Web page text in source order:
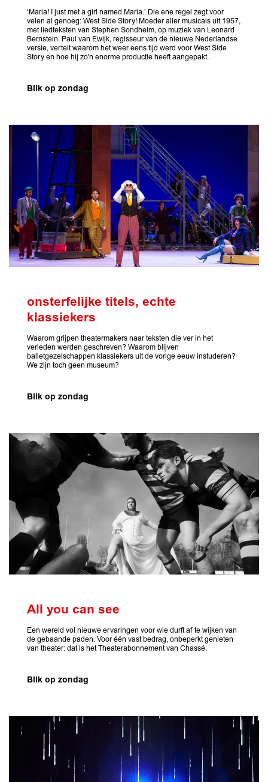
‘Maria! I just met a girl named Maria.’ Die ene regel zegt voor
velen al genoeg: West Side Story! Moeder aller musicals uit 1957,
met liedteksten van Stephen Sondheim, op muziek van Leonard
Bernstein. Paul van Ewijk, regisseur van de nieuwe Nederlandse
versie, vertelt waarom het weer eens tijd werd voor West Side
Story en hoe hij zo'n enorme productie heeft aangepakt.
Blik op zondag
onsterfelijke titels, echte
klassiekers
Waarom grijpen theatermakers naar teksten die ver in het
verleden werden geschreven? Waarom blijven
balletgezelschappen klassiekers uit de vorige eeuw instuderen?
We zijn toch geen museum?
Blik op zondag
All you can see
Een wereld vol nieuwe ervaringen voor wie durft af te wijken van
de gebaande paden. Voor één vast bedrag, onbeperkt genieten
van theater: dat is het Theaterabonnement van Chassé.
Blik op zondag